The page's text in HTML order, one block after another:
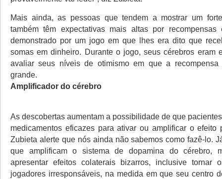
Mais ainda, as pessoas que tendem a mostrar um
também têm expectativas mais altas por recompensas
demonstrado por um jogo em que lhes era dito que
somas em dinheiro. Durante o jogo, seus cérebros eram
avaliar seus níveis de otimismo em que a recompensa
grande.
Amplificador do cérebro
As descobertas aumentam a possibilidade de que
medicamentos eficazes para ativar ou amplificar o efeito
Zubieta alerte que nós ainda não sabemos como fazê-lo.
que amplificam o sistema de dopamina do cérebro,
apresentar efeitos colaterais bizarros, inclusive tornar
jogadores irresponsáveis, na medida em que seu centro